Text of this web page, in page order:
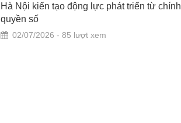
Hà Nội kiến tạo động lực phát triển từ chính
quyền số
02/07/2026 - 85 lượt xem